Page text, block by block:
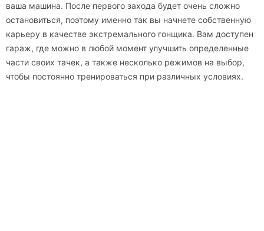
ваша машина. После первого захода будет очень сложно
остановиться, поэтому именно так вы начнете собственную
карьеру в качестве экстремального гонщика. Вам доступен
гараж, где можно в любой момент улучшить определенные
части своих тачек, а также несколько режимов на выбор,
чтобы постоянно тренироваться при различных условиях.